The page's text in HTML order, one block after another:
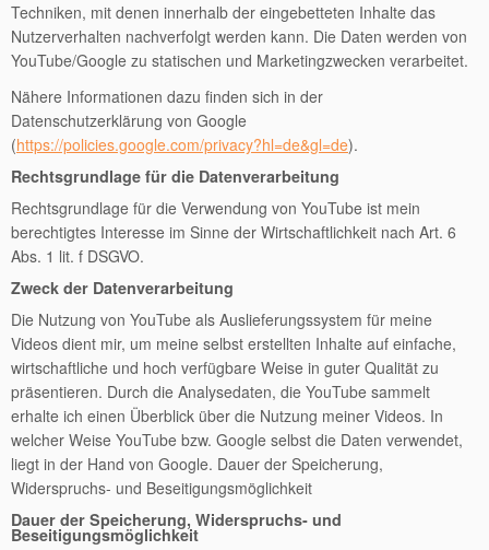
Techniken, mit denen innerhalb der eingebetteten Inhalte das
Nutzerverhalten nachverfolgt werden kann. Die Daten werden von
YouTube/Google zu statischen und Marketingzwecken verarbeitet.
Nähere Informationen dazu finden sich in der
Datenschutzerklärung von Google
(https://policies.google.com/privacy?hl=de&gl=de).
Rechtsgrundlage für die Datenverarbeitung
Rechtsgrundlage für die Verwendung von YouTube ist mein
berechtigtes Interesse im Sinne der Wirtschaftlichkeit nach Art. 6
Abs. 1 lit. f DSGVO.
Zweck der Datenverarbeitung
Die Nutzung von YouTube als Auslieferungssystem für meine
Videos dient mir, um meine selbst erstellten Inhalte auf einfache,
wirtschaftliche und hoch verfügbare Weise in guter Qualität zu
präsentieren. Durch die Analysedaten, die YouTube sammelt
erhalte ich einen Überblick über die Nutzung meiner Videos. In
welcher Weise YouTube bzw. Google selbst die Daten verwendet,
liegt in der Hand von Google. Dauer der Speicherung,
Widerspruchs- und Beseitigungsmöglichkeit
Dauer der Speicherung, Widerspruchs- und
Beseitigungsmöglichkeit